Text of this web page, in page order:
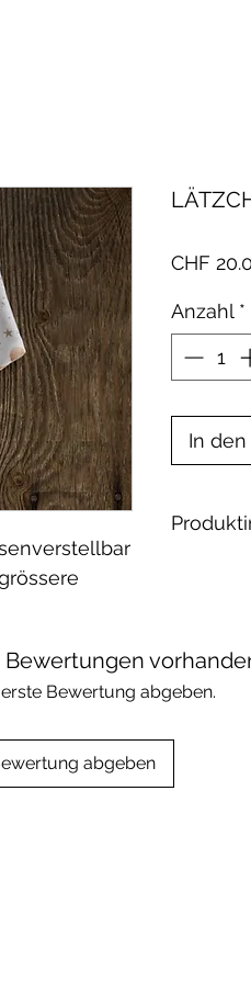
CHF
Anzahl *
In
geeignet.
Bewertungen
Bewertung abgeben.
abgeben